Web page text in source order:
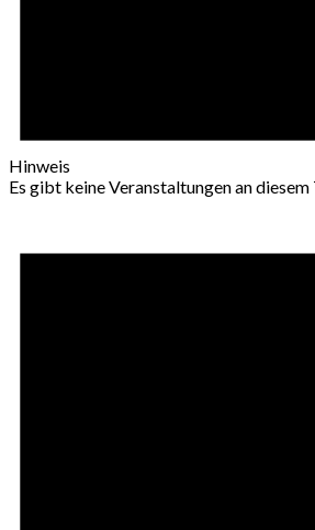
Hinweis
Es gibt keine Veranstaltungen an diesem